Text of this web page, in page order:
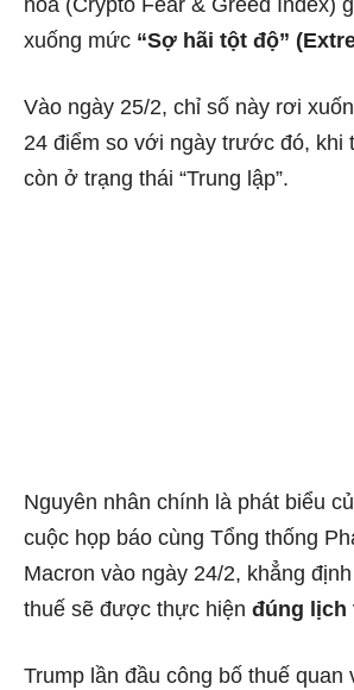
xuống mức “Sợ hãi tột độ”
Vào ngày 25/2, chỉ số này rơi
24 điểm so với ngày trước đó, khi
còn ở trạng thái “Trung lập”.
Nguyên nhân chính là phát biểu
cuộc họp báo cùng Tổng thống
Macron vào ngày 24/2, khẳng
thuế sẽ được thực hiện đúng lịch
Trump lần đầu công bố thuế quan